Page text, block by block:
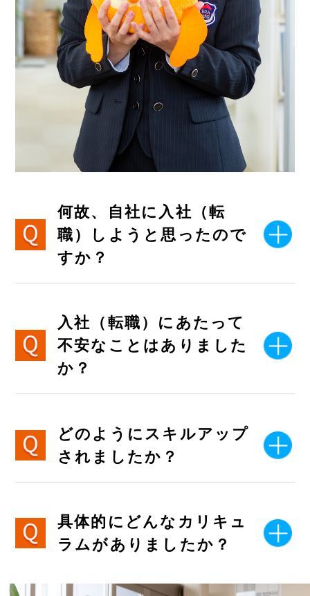
何故、自社に入社（転
職）しようと思ったので
すか？
入社（転職）にあたって
不安なことはありました
か？
どのようにスキルアップ
されましたか？
具体的にどんなカリキュ
ラムがありましたか？